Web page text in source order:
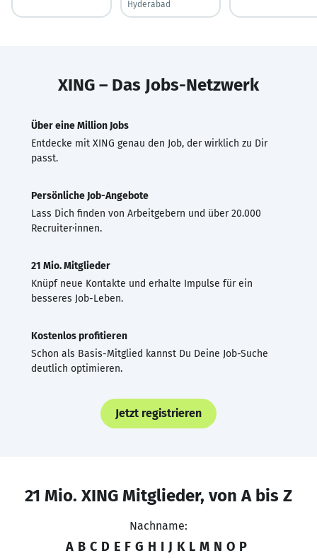
Hyderabad
XING – Das Jobs-Netzwerk
Über eine Million Jobs
Entdecke mit XING genau den Job, der wirklich zu Dir
passt.
Persönliche Job-Angebote
Lass Dich finden von Arbeitgebern und über 20.000
Recruiter·innen.
21 Mio. Mitglieder
Knüpf neue Kontakte und erhalte Impulse für ein
besseres Job-Leben.
Kostenlos profitieren
Schon als Basis-Mitglied kannst Du Deine Job-Suche
deutlich optimieren.
Jetzt registrieren
21 Mio. XING Mitglieder, von A bis Z
Nachname:
A B C D E F G H I J K L M N O P